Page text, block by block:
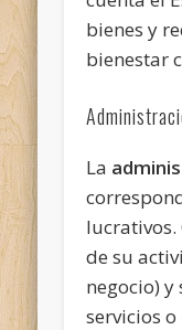
bienes y
bienestar
La
lucrativos.
de su
negocio)
servicios